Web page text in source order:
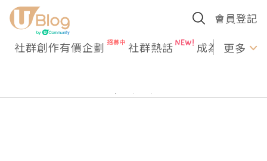
會員登記
社群創作有價企劃 社群熱話 成為U更多